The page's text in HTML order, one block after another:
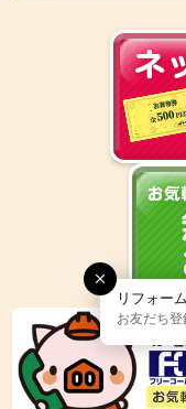
リフォー
お友だち登